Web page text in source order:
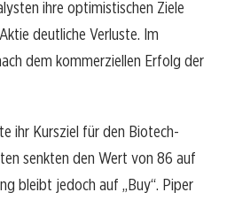
ihre optimistischen Ziele
deutliche Verluste. Im
dem kommerziellen Erfolg der
ihr Kursziel für den Biotech-
senkten den Wert von 86 auf
bleibt jedoch auf „Buy“. Piper